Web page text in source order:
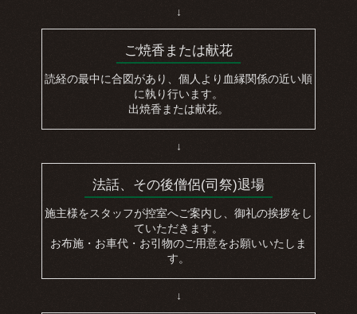
↓
ご焼香または献花
読経の最中に合図があり、個人より血縁関係の近い順
に執り行います。
出焼香または献花。
↓
法話、その後僧侶(司祭)退場
施主様をスタッフが控室へご案内し、御礼の挨拶をし
ていただきます。
お布施・お車代・お引物のご用意をお願いいたしま
す。
↓